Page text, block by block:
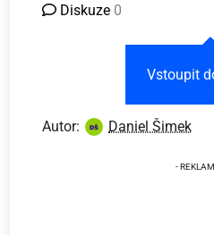
Diskuze 0
Vstoupit
Autor: Daniel Šimek